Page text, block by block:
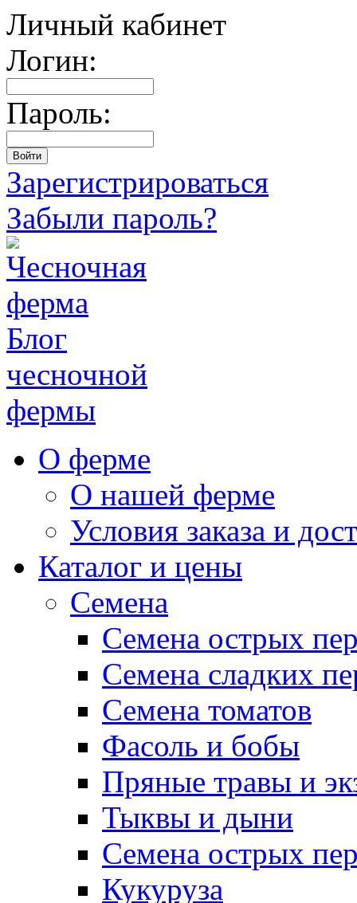
Личный кабинет
Логин:
Пароль:
Зарегистрироваться
Забыли пароль?
Блог
чесночной
фермы
О ферме
О нашей ферме
Условия заказа и
Каталог и цены
Семена
Семена острых
Семена сладких
Семена томатов
Фасоль и бобы
Пряные травы и
Тыквы и дыни
Семена острых
Кукуруза